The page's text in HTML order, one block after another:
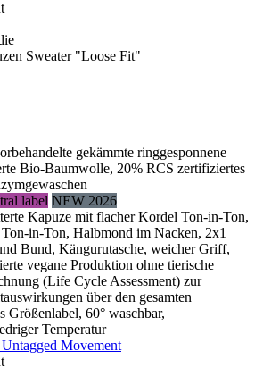
Sweater "Loose Fit"
gekämmte ringgesponnene
Bio-Baumwolle, 20% RCS zertifiziertes
label NEW 2026
Kapuze mit flacher Kordel Ton-in-Ton,
in-Ton, Halbmond im Nacken, 2x1
Bund, Kängurutasche, weicher Griff,
vegane Produktion ohne tierische
(Life Cycle Assessment) zur
über den gesamten
Größenlabel, 60° waschbar,
Temperatur
Movement